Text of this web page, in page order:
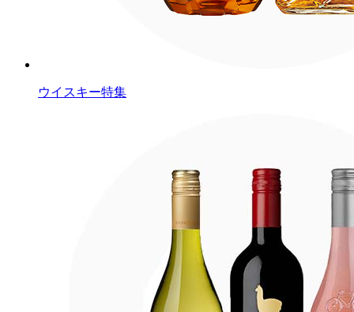
ウイスキー特集